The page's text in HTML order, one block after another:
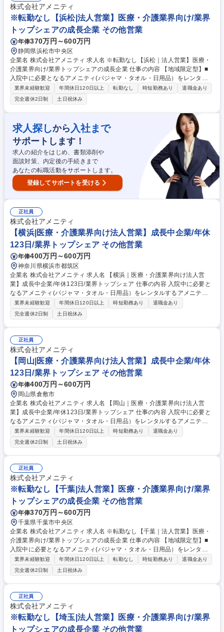
で、患者様、利用者様へのサービス向上に直結する為、大変やりがいのあ
るお仕事です。 ★2007年の設立以来、従業員数2,600名を超える企業に成
長した優良企業！ 募集職種 【埼玉｜医療・介護業界向け法人営業】成長
中企業/年休123日/業界トップシェア
株式会社アメニティ
※転勤なし【浜松|法人営業】医療・介護業界向け/業界
トップシェアの成長企業 その他営業
年俸370万円～600万円
静岡県浜松市中央区
企業名 株式会社アメニティ 求人名 ※転勤なし【浜松｜法人営業】医療・
介護業界向け/業界トップシェアの成長企業 仕事の内容 【地域限定型】■
入院中に必要となるアメニティ(パジャマ・タオル・日用品）をレンタル
するアメニティサポートシステムを提供している当社にて、病院・介護施
設向けの提案営業をお任せ致します。 アメニティのレンタルサービスの提
案だけでなく、人材派遣・紹介等幅広く事業展開しているため、多角的に
提案ができることもポイントの一つです。社会貢献性も高く、今後の高齢
化社会において成長が見込める産業です。 また、病院や介護施設の業務軽
減に貢献する事で、患者様、利用者様へのサービス向上に直結する為、大
変やりがいのあるお仕事です。 ★2007年の設立以来、従業員数2,600名を
超える企業に成長した優良企業！ 募集職種 ※転勤なし【浜松｜法人営
業】医療・介護業界向け/業界トップシェアの成長企業
業界未経験歓迎 年間休日120日以上 転勤なし 時短勤務あり
退職金あり
完全週休2日制
土日祝休み
求人探しから 入社まで
サポートします！
求人の紹介をはじめ、書類添削や
面談対策、内定後の手続きまで
あなたの転職活動をサポートします。
登録してサポートを受ける
正社員
株式会社アメニティ
【横浜|医療・介護業界向け法人営業】成長中企業/年休
123日/業界トップシェア その他営業
年俸400万円～600万円
神奈川県横浜市都筑区
企業名 株式会社アメニティ 求人名 【横浜｜医療・介護業界向け法人営
業】成長中企業/年休123日/業界トップシェア 仕事の内容 入院中に必要と
なるアメニティ(パジャマ・タオル・日用品）をレンタルするアメニティ
サポートシステムを提供している当社にて、病院・介護施設向けの提案営
業をお任せ致します。 アメニティのレンタルサービスの提案だけでなく、
人材派遣・紹介等幅広く事業展開しているため、多角的に提案ができるこ
ともポイントの一つです。社会貢献性も高く、今後の高齢化社会において
成長が見込める産業です。 また、病院や介護施設の業務軽減に貢献する事
で、患者様、利用者様へのサービス向上に直結する為、大変やりがいのあ
るお仕事です。 ★2007年の設立以来、従業員数2,600名を超える企業に成
長した優良企業！ 募集職種 【横浜｜医療・介護業界向け法人営業】成長
中企業/年休123日/業界トップシェア
業界未経験歓迎 年間休日120日以上 時短勤務あり
退職金あり
完全週休2日制
土日祝休み
正社員
株式会社アメニティ
【岡山|医療・介護業界向け法人営業】成長中企業/年休
123日/業界トップシェア その他営業
年俸400万円～600万円
岡山県倉敷市
企業名 株式会社アメニティ 求人名 【岡山｜医療・介護業界向け法人営
業】成長中企業/年休123日/業界トップシェア 仕事の内容 入院中に必要と
なるアメニティ(パジャマ・タオル・日用品）をレンタルするアメニティ
サポートシステムを提供している当社にて、病院・介護施設向けの提案営
業をお任せ致します。 アメニティのレンタルサービスの提案だけでなく、
人材派遣・紹介等幅広く事業展開しているため、多角的に提案ができるこ
ともポイントの一つです。社会貢献性も高く、今後の高齢化社会において
成長が見込める産業です。 また、病院や介護施設の業務軽減に貢献する事
で、患者様、利用者様へのサービス向上に直結する為、大変やりがいのあ
るお仕事です。 ★2007年の設立以来、従業員数2,600名を超える企業に成
長した優良企業！ 募集職種 【岡山｜医療・介護業界向け法人営業】成長
中企業/年休123日/業界トップシェア
業界未経験歓迎 年間休日120日以上 時短勤務あり
退職金あり
完全週休2日制
土日祝休み
正社員
株式会社アメニティ
※転勤なし【千葉|法人営業】医療・介護業界向け/業界
トップシェアの成長企業 その他営業
年俸370万円～600万円
千葉県千葉市中央区
企業名 株式会社アメニティ 求人名 ※転勤なし【千葉｜法人営業】医療・
介護業界向け/業界トップシェアの成長企業 仕事の内容 【地域限定型】■
入院中に必要となるアメニティ(パジャマ・タオル・日用品）をレンタル
するアメニティサポートシステムを提供している当社にて、病院・介護施
設向けの提案営業をお任せ致します。 アメニティのレンタルサービスの提
案だけでなく、人材派遣・紹介等幅広く事業展開しているため、多角的に
提案ができることもポイントの一つです。社会貢献性も高く、今後の高齢
化社会において成長が見込める産業です。 また、病院や介護施設の業務軽
減に貢献する事で、患者様、利用者様へのサービス向上に直結する為、大
変やりがいのあるお仕事です。 ★2007年の設立以来、従業員数2,600名を
超える企業に成長した優良企業！ 募集職種 ※転勤なし【千葉｜法人営
業】医療・介護業界向け/業界トップシェアの成長企業
業界未経験歓迎 年間休日120日以上 転勤なし 時短勤務あり
退職金あり
完全週休2日制
土日祝休み
正社員
株式会社アメニティ
※転勤なし【埼玉|法人営業】医療・介護業界向け/業界
トップシェアの成長企業 その他営業